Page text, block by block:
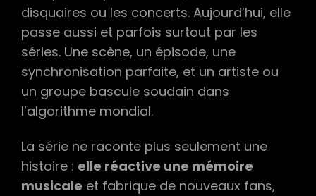
NOUVELLE
GÉNÉRATION
DE
FANS
disquaires ou les concerts. Aujourd’hui, elle
passe aussi et parfois surtout par les
séries. Une scène, un épisode, une
synchronisation parfaite, et un artiste ou
un groupe bascule soudain dans
l’algorithme mondial.
La série ne raconte plus seulement une
histoire : elle réactive une mémoire
musicale et fabrique de nouveaux fans,